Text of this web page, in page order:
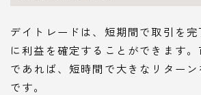
デイトレードは、短期間で取引を
に利益を確定することができます
であれば、短時間で大きなリター
です。